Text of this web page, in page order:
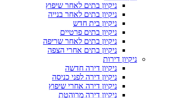
ניקיון בתים לאחר שיפוץ
ניקיון בתים לאחר בנייה
ניקיון בית חדש
ניקיון בתים פרטיים
ניקיון בתים לאחר שריפה
ניקיון בתים אחרי הצפה
ניקיון דירות
ניקיון דירה חדשה
ניקיון דירה לפני כניסה
ניקיון דירה אחרי שיפוץ
ניקיון דירה מרוהטת